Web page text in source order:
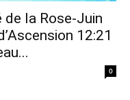
la Rose-Juin
12:21
0